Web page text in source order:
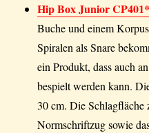
Hip Box Junior CP401*
Buche und einem
Spiralen als Snare
ein Produkt, dass auch
bespielt werden kann.
30 cm. Die Schlagfläche
Normschriftzug sowie